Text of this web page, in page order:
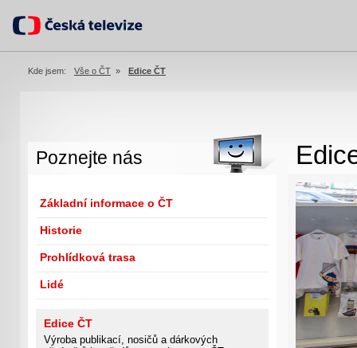
Kde jsem: Vše o ČT » Edice ČT
Poznejte nás
Základní informace o ČT
Historie
Prohlídková trasa
Lidé
Edice ČT
Výroba publikací, nosičů a dárkových